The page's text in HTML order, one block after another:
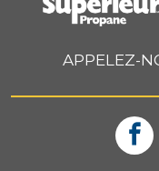
APPELEZ-